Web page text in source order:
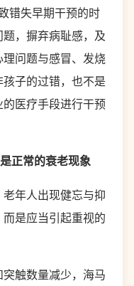
错失早期干预的时
，摒弃病耻感，及
问题与感冒、发烧
子的过错，也不是
医疗手段进行干预
正常的衰老现象
年人出现健忘与抑
是应当引起重视的
触数量减少，海马